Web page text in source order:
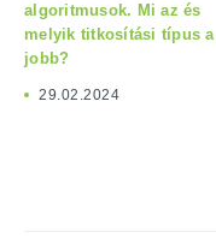
algoritmusok. Mi az és
melyik titkosítási típus a
jobb?
29.02.2024